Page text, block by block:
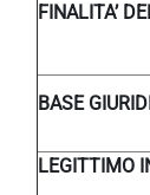
FINALITA’
BASE
LEGITTIMO